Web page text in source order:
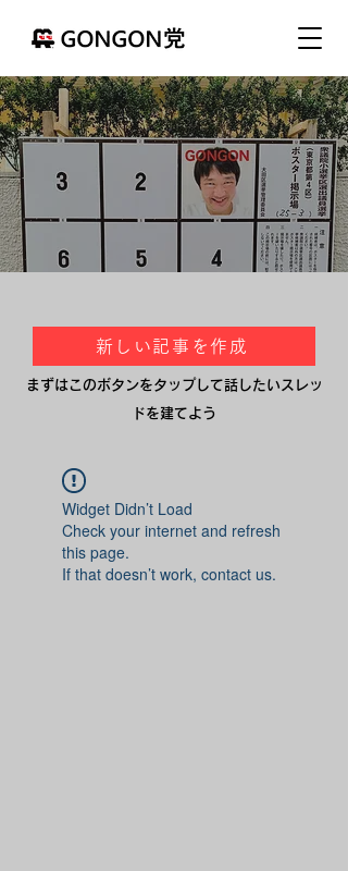
新しい記事を作成
まずはこのボタンをタップして話したいスレッ
ドを建てよう
Widget Didn’t Load
Check your internet and refresh
this page.
If that doesn’t work, contact us.